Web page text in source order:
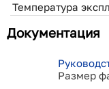
Температура
Документация
Размер